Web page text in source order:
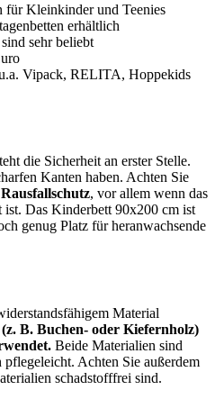
für Kleinkinder und Teenies
erhältlich
sehr beliebt
Vipack, RELITA, Hoppekids
die Sicherheit an erster Stelle.
Kanten haben. Achten Sie
Rausfallschutz, vor allem wenn das
Das Kinderbett 90x200 cm ist
genug Platz für heranwachsende
Material
B. Buchen- oder Kiefernholz)
Beide Materialien sind
pflegeleicht. Achten Sie außerdem
schadstofffrei sind.